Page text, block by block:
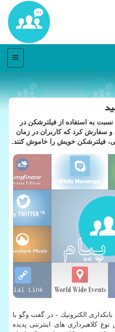
منو
به استفاده از فیلترشكن در
و سفارش كرد كه كاربران در زمان
فیلترشكن خویش را خاموش كنند.
الكترونیك - در گفت وگو با
نوع كلاهبرداری های اینترنتی پدیده